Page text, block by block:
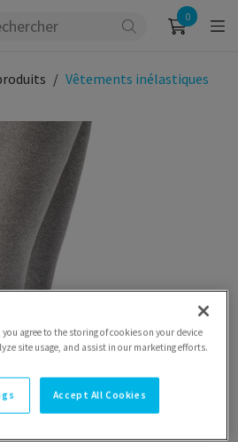
0
Vêtements inélastiques
you agree to the storing of cookies on your device
site usage, and assist in our marketing efforts.
Accept All Cookies